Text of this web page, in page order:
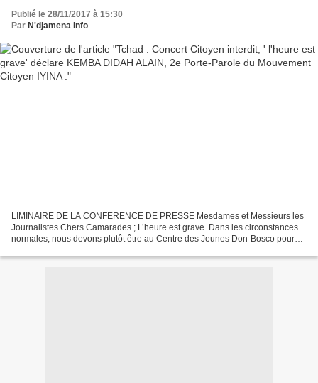
Publié le 28/11/2017 à 15:30
Par N'djamena Info
LIMINAIRE DE LA CONFERENCE DE PRESSE Mesdames et Messieurs les
Journalistes Chers Camarades ; L’heure est grave. Dans les circonstances
normales, nous devons plutôt être au Centre des Jeunes Don-Bosco pour